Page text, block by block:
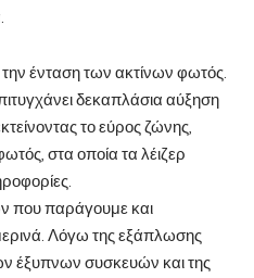
την ένταση των ακτίνων φωτός.
δεκαπλάσια αύξηση
το εύρος ζώνης,
στα οποία τα λέιζερ
που παράγουμε και
Λόγω της εξάπλωσης
έξυπνων συσκευών και της